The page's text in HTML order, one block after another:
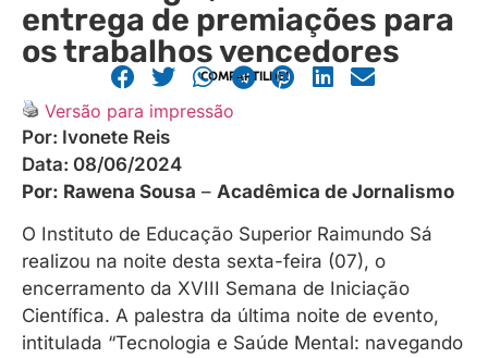
entrega de premiações para
os trabalhos vencedores
COMPARTILHE!
Versão para impressão
Por: Ivonete Reis
Data: 08/06/2024
Por: Rawena Sousa – Acadêmica de Jornalismo
O Instituto de Educação Superior Raimundo Sá
realizou na noite desta sexta-feira (07), o
encerramento da XVIII Semana de Iniciação
Científica. A palestra da última noite de evento,
intitulada “Tecnologia e Saúde Mental: navegando